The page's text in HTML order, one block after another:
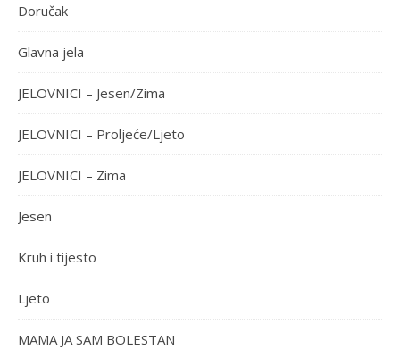
Doručak
Glavna jela
JELOVNICI – Jesen/Zima
JELOVNICI – Proljeće/Ljeto
JELOVNICI – Zima
Jesen
Kruh i tijesto
Ljeto
MAMA JA SAM BOLESTAN